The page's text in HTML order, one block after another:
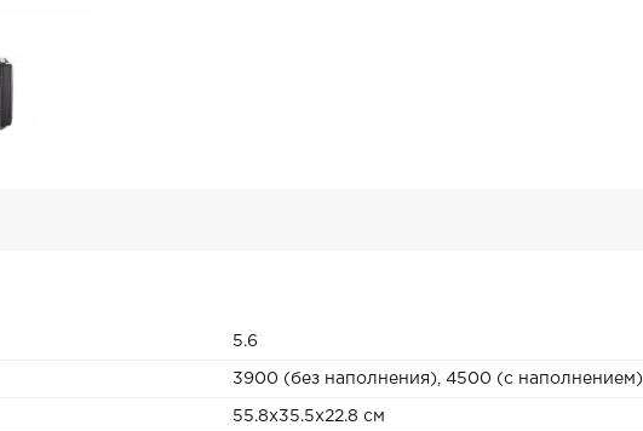
5.6
3900 (без наполнения), 4500 (с наполнением)
55.8x35.5x22.8 см